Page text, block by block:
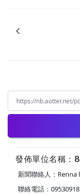
發佈單位名稱：
新聞聯絡人：Renna
聯絡電話：